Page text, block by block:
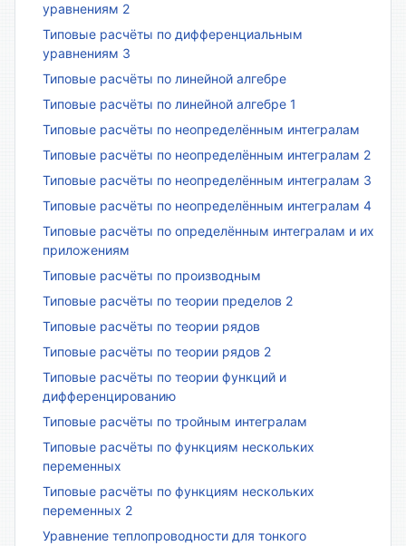
уравнениям 2
Типовые расчёты по дифференциальным
уравнениям 3
Типовые расчёты по линейной алгебре
Типовые расчёты по линейной алгебре 1
Типовые расчёты по неопределённым интегралам
Типовые расчёты по неопределённым интегралам 2
Типовые расчёты по неопределённым интегралам 3
Типовые расчёты по неопределённым интегралам 4
Типовые расчёты по определённым интегралам и их
приложениям
Типовые расчёты по производным
Типовые расчёты по теории пределов 2
Типовые расчёты по теории рядов
Типовые расчёты по теории рядов 2
Типовые расчёты по теории функций и
дифференцированию
Типовые расчёты по тройным интегралам
Типовые расчёты по функциям нескольких
переменных
Типовые расчёты по функциям нескольких
переменных 2
Уравнение теплопроводности для тонкого